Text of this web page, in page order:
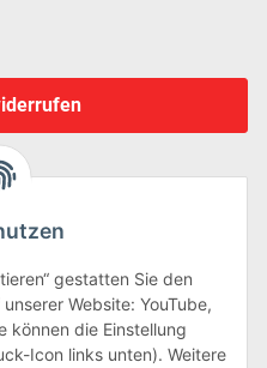
gestatten Sie den
Website: YouTube,
können die Einstellung
Icon links unten). Weitere